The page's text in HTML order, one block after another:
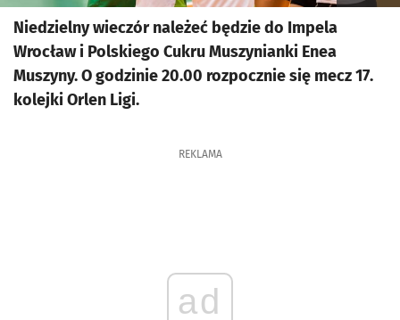
Niedzielny wieczór należeć będzie do Impela
Wrocław i Polskiego Cukru Muszynianki Enea
Muszyny. O godzinie 20.00 rozpocznie się mecz 17.
kolejki Orlen Ligi.
REKLAMA
ad